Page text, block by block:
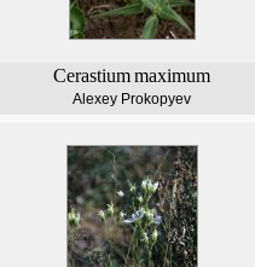
Cerastiummaximum
Alexey Prokopyev